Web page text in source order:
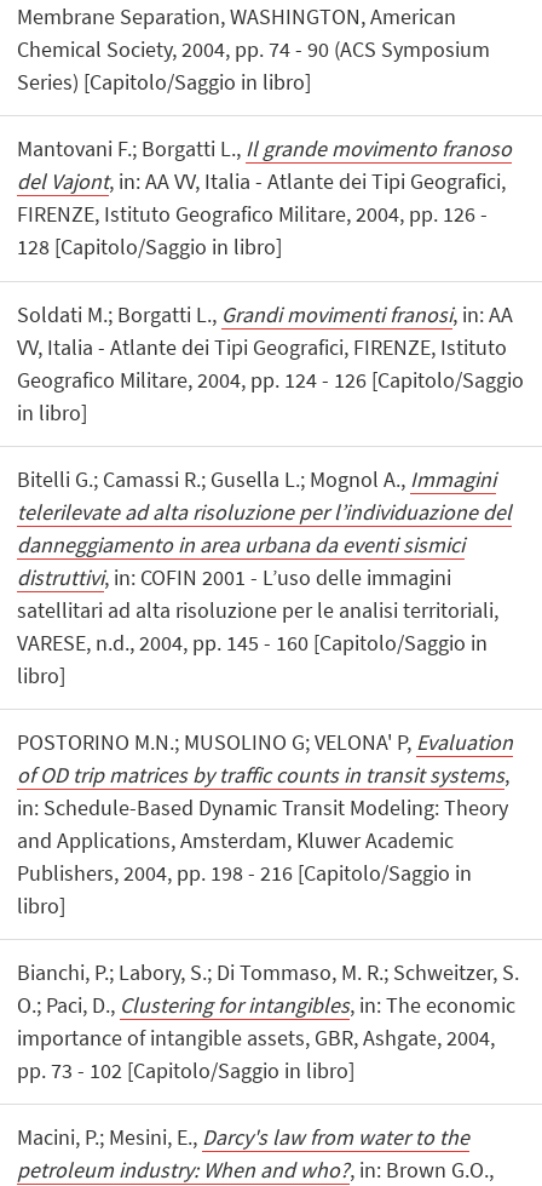
Membrane Separation, WASHINGTON, American
Chemical Society, 2004, pp. 74 - 90 (ACS Symposium
Series) [Capitolo/Saggio in libro]
Mantovani F.; Borgatti L., Il grande movimento franoso
del Vajont, in: AA VV, Italia - Atlante dei Tipi Geografici,
FIRENZE, Istituto Geografico Militare, 2004, pp. 126 -
128 [Capitolo/Saggio in libro]
Soldati M.; Borgatti L., Grandi movimenti franosi, in: AA
VV, Italia - Atlante dei Tipi Geografici, FIRENZE, Istituto
Geografico Militare, 2004, pp. 124 - 126 [Capitolo/Saggio
in libro]
Bitelli G.; Camassi R.; Gusella L.; Mognol A., Immagini
telerilevate ad alta risoluzione per l’individuazione del
danneggiamento in area urbana da eventi sismici
distruttivi, in: COFIN 2001 - L’uso delle immagini
satellitari ad alta risoluzione per le analisi territoriali,
VARESE, n.d., 2004, pp. 145 - 160 [Capitolo/Saggio in
libro]
POSTORINO M.N.; MUSOLINO G; VELONA' P, Evaluation
of OD trip matrices by traffic counts in transit systems,
in: Schedule-Based Dynamic Transit Modeling: Theory
and Applications, Amsterdam, Kluwer Academic
Publishers, 2004, pp. 198 - 216 [Capitolo/Saggio in
libro]
Bianchi, P.; Labory, S.; Di Tommaso, M. R.; Schweitzer, S.
O.; Paci, D., Clustering for intangibles, in: The economic
importance of intangible assets, GBR, Ashgate, 2004,
pp. 73 - 102 [Capitolo/Saggio in libro]
Macini, P.; Mesini, E., Darcy's law from water to the
petroleum industry: When and who?, in: Brown G.O.,